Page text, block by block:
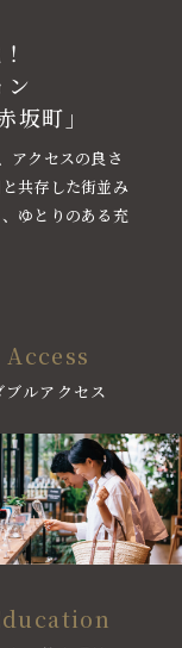
ン
坂町」
アクセスの良さ
共存した街並み
ゆとりのある充
Access
ブルアクセス